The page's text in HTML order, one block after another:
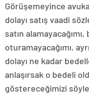
Görüşemeyince
dolayı satış vaadi
satın
oturamayacağımı,
dolayı ne kadar
anlaşırsak o bedeli
göstereceğimizi